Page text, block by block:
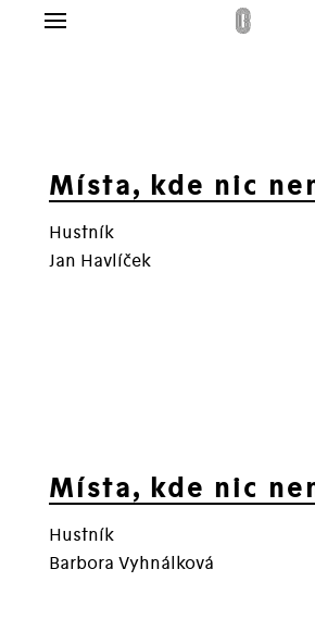
Menu
Místa, kde nic
Hustník
Jan Havlíček
Místa, kde nic
Hustník
Barbora Vyhnálková